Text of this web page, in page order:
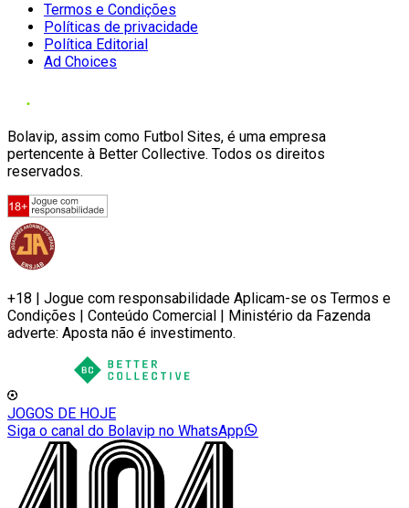
Termos e Condições
Políticas de privacidade
Política Editorial
Ad Choices
Bolavip, assim como Futbol Sites, é uma empresa
pertencente à Better Collective. Todos os direitos
reservados.
+18 | Jogue com responsabilidade Aplicam-se os Termos e
Condições | Conteúdo Comercial | Ministério da Fazenda
adverte: Aposta não é investimento.
JOGOS DE HOJE
Siga o canal do Bolavip no WhatsApp